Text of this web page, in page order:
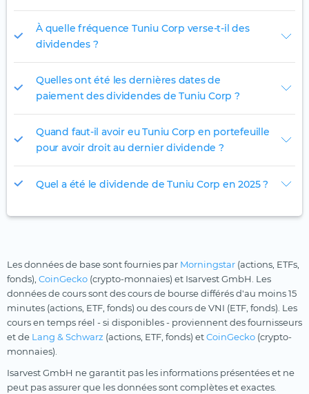
À quelle fréquence Tuniu Corp verse-t-il des
dividendes ?
Quelles ont été les dernières dates de
paiement des dividendes de Tuniu Corp ?
Quand faut-il avoir eu Tuniu Corp en portefeuille
pour avoir droit au dernier dividende ?
Quel a été le dividende de Tuniu Corp en 2025 ?
Les données de base sont fournies par Morningstar (actions, ETFs,
fonds), CoinGecko (crypto-monnaies) et Isarvest GmbH. Les
données de cours sont des cours de bourse différés d'au moins 15
minutes (actions, ETF, fonds) ou des cours de VNI (ETF, fonds). Les
cours en temps réel - si disponibles - proviennent des fournisseurs
et de Lang & Schwarz (actions, ETF, fonds) etCoinGecko (crypto-
monnaies).
Isarvest GmbH ne garantit pas les informations présentées et ne
peut pas assurer que les données sont complètes et exactes.